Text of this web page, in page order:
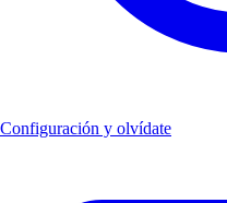
Configuración y olvídate